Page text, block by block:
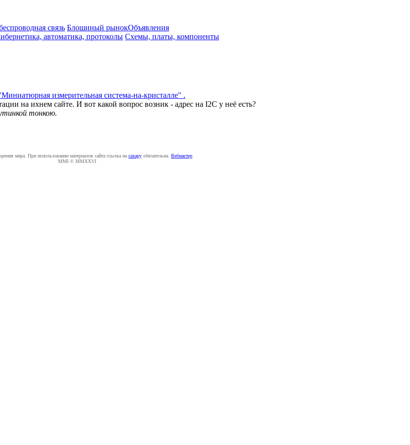
связь Блошиный рынокОбъявления
автоматика, протоколы Схемы, платы, компоненты
измерительная система-на-кристалле" .
на ихнем сайте. И вот какой вопрос возник - адрес на I2C у неё есть?
тонкою.
мира. При использовании материалов сайта ссылка на caxapу обязательна. Вебмастер
MMI © MMXXVI